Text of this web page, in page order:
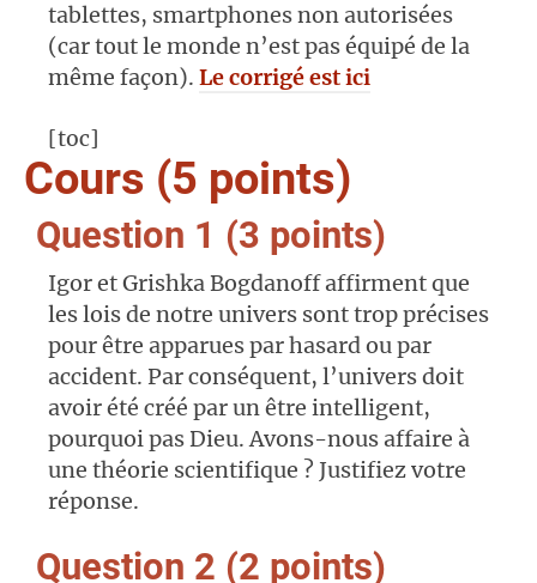
tablettes, smartphones non autorisées
(car tout le monde n’est pas équipé de la
même façon). Le corrigé est ici
[toc]
Cours (5 points)
Question 1 (3 points)
Igor et Grishka Bogdanoff affirment que
les lois de notre univers sont trop précises
pour être apparues par hasard ou par
accident. Par conséquent, l’univers doit
avoir été créé par un être intelligent,
pourquoi pas Dieu. Avons-nous affaire à
une théorie scientifique ? Justifiez votre
réponse.
Question 2 (2 points)